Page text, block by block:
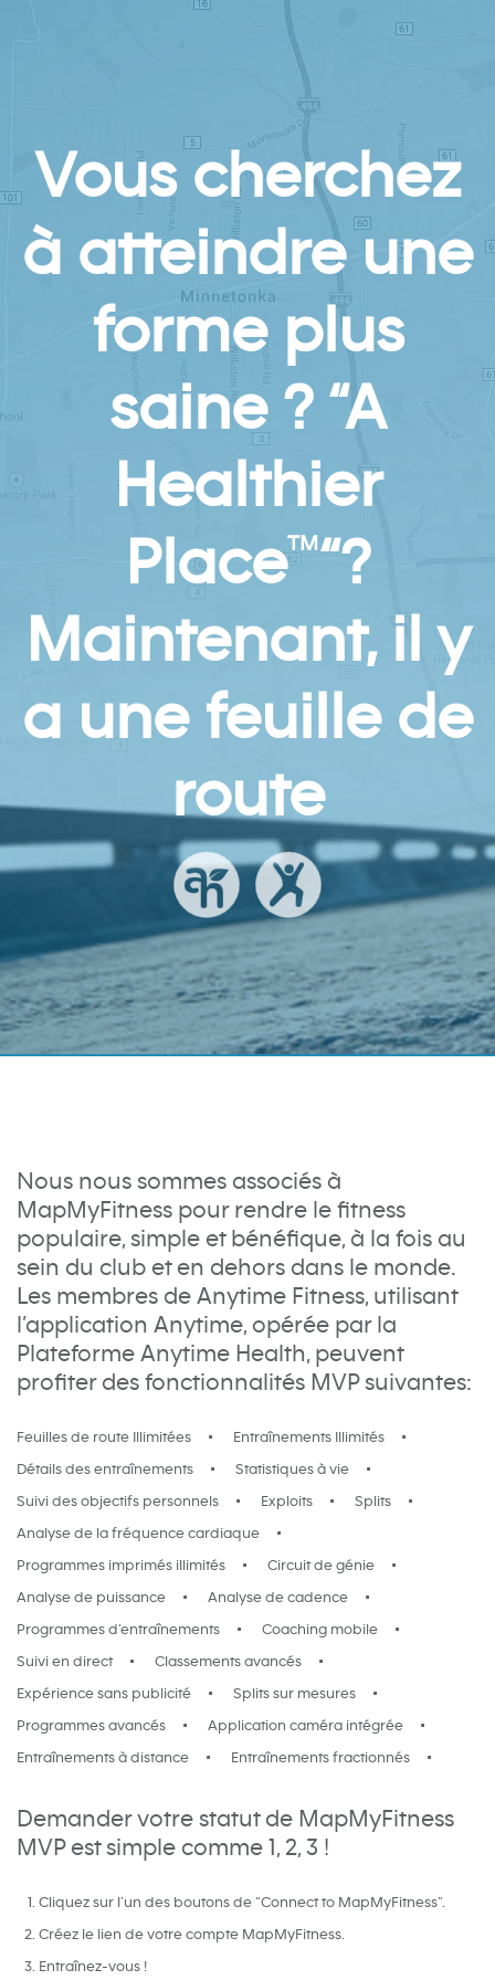
Vous cherchez
à atteindre une
forme plus
saine ? “A
Healthier
PlaceTM “?
Maintenant, il y
a une feuille de
route
Nous nous sommes associés à
MapMyFitness pour rendre le fitness
populaire, simple et bénéfique, à la fois au
sein du club et en dehors dans le monde.
Les membres de Anytime Fitness, utilisant
l’application Anytime, opérée par la
Plateforme Anytime Health, peuvent
profiter des fonctionnalités MVP suivantes:
Feuilles de route Illimitées Entraînements Illimités
Détails des entraînements Statistiques à vie
Suivi des objectifs personnels Exploits Splits
Analyse de la fréquence cardiaque
Programmes imprimés illimités Circuit de génie
Analyse de puissance Analyse de cadence
Programmes d’entraînements Coaching mobile
Suivi en direct Classements avancés
Expérience sans publicité Splits sur mesures
Programmes avancés Application caméra intégrée
Entraînements à distance Entraînements fractionnés
Demander votre statut de MapMyFitness
MVP est simple comme 1, 2, 3 !
Cliquez sur l’un des boutons de “Connect to MapMyFitness”.
Créez le lien de votre compte MapMyFitness.
Entraînez-vous !